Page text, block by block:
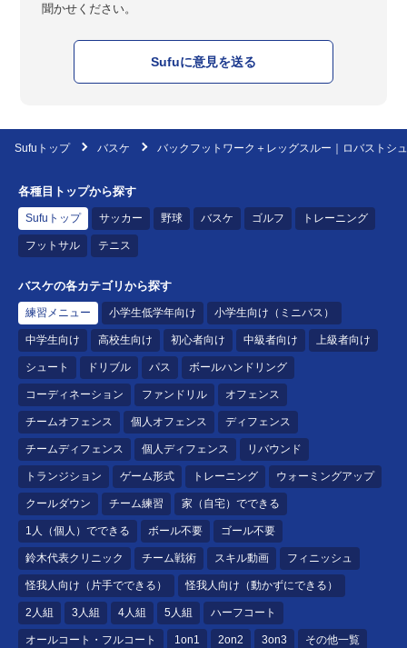
聞かせください。
Sufuに意見を送る
Sufuトップ バスケ バックフットワーク＋レッグスルー｜ロバストシ
各種目トップから探す
Sufuトップ サッカー 野球 バスケ ゴルフ トレーニング
フットサル テニス
バスケの各カテゴリから探す
練習メニュー 小学生低学年向け 小学生向け（ミニバス）
中学生向け 高校生向け 初心者向け 中級者向け 上級者向け
シュート ドリブル パス ボールハンドリング
コーディネーション ファンドリル オフェンス
チームオフェンス 個人オフェンス ディフェンス
チームディフェンス 個人ディフェンス リバウンド
トランジション ゲーム形式 トレーニング ウォーミングアップ
クールダウン チーム練習 家（自宅）でできる
1人（個人）でできる ボール不要 ゴール不要
鈴木代表クリニック チーム戦術 スキル動画 フィニッシュ
怪我人向け（片手でできる） 怪我人向け（動かずにできる）
2人組 3人組 4人組 5人組 ハーフコート
オールコート・フルコート 1on1 2on2 3on3 その他一覧